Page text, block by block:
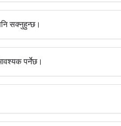
सक्नुहुन्छ।
पर्नेछ।